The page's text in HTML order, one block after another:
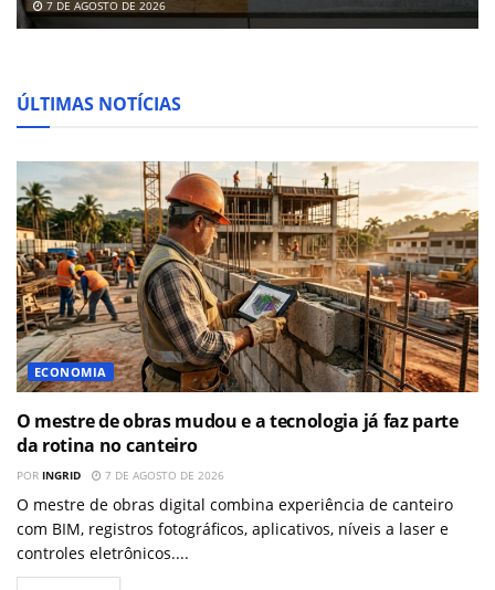
7 DE AGOSTO DE 2026
ÚLTIMAS NOTÍCIAS
ECONOMIA
O mestre de obras mudou e a tecnologia já faz parte
da rotina no canteiro
POR INGRID 7 DE AGOSTO DE 2026
O mestre de obras digital combina experiência de canteiro
com BIM, registros fotográficos, aplicativos, níveis a laser e
controles eletrônicos....